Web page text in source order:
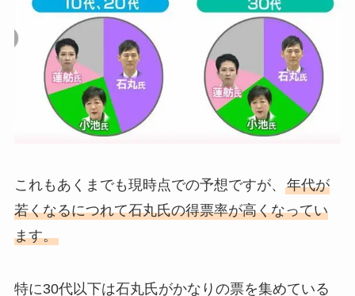
これもあくまでも現時点での予想ですが、 年代が
若くなるにつれて石丸氏の得票率が高くなってい
ます。
特に30代以下は石丸氏がかなりの票を集めている